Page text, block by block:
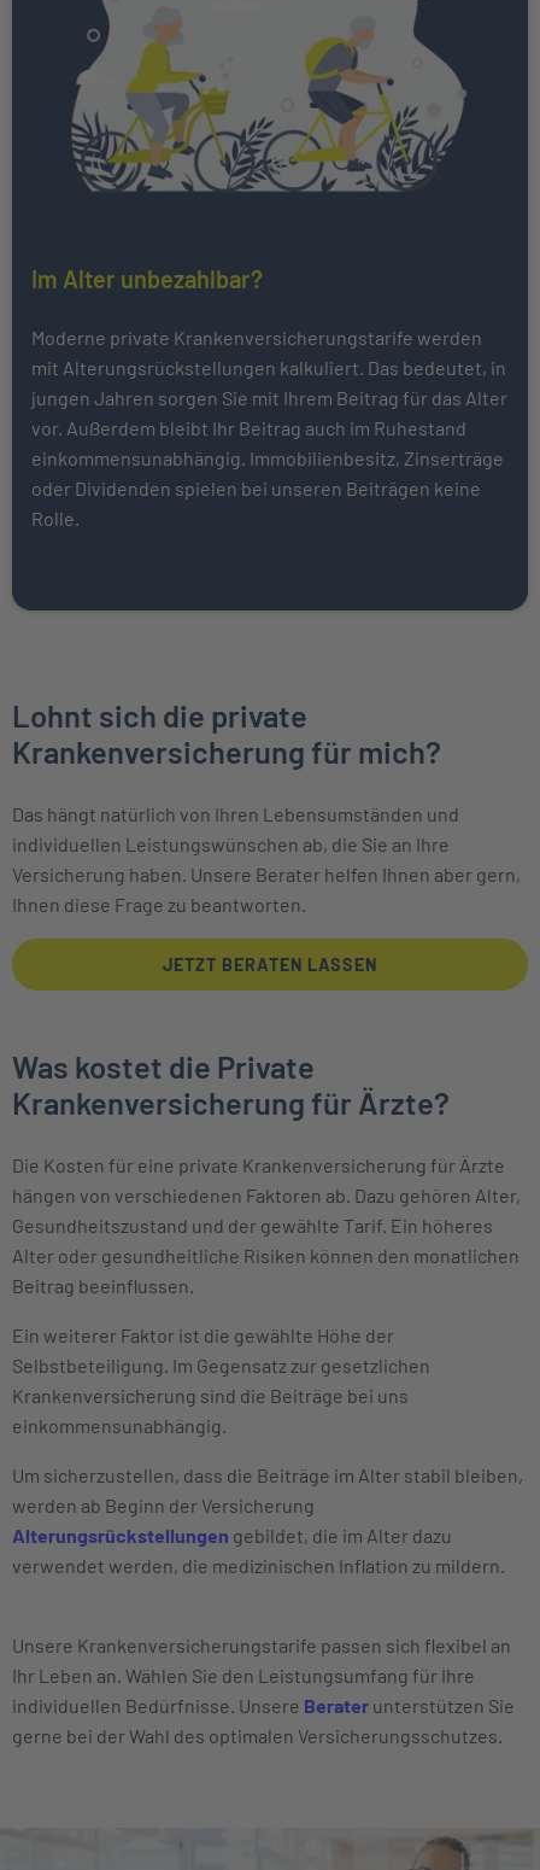
Im Alter unbezahlbar?
Moderne private Krankenversicherungstarife werden
mit Alterungsrückstellungen kalkuliert. Das bedeutet, in
jungen Jahren sorgen Sie mit Ihrem Beitrag für das Alter
vor. Außerdem bleibt Ihr Beitrag auch im Ruhestand
einkommensunabhängig. Immobilienbesitz, Zinserträge
oder Dividenden spielen bei unseren Beiträgen keine
Rolle.
Lohnt sich die private
Krankenversicherung für mich?
Das hängt natürlich von Ihren Lebens­umständen und
individuellen Leistungs­wünschen ab, die Sie an Ihre
Versicherung haben. Unsere Berater helfen Ihnen aber gern,
Ihnen diese Frage zu beantworten.
JETZT BERATEN LASSEN
Was kostet die Private
Krankenversicherung für Ärzte?
Die Kosten für eine private Krankenversicherung für Ärzte
hängen von verschiedenen Faktoren ab. Dazu gehören Alter,
Gesundheitszustand und der gewählte Tarif. Ein höheres
Alter oder gesundheitliche Risiken können den monatlichen
Beitrag beeinflussen.
Ein weiterer Faktor ist die gewählte Höhe der
Selbstbeteiligung. Im Gegensatz zur gesetzlichen
Krankenversicherung sind die Beiträge bei uns
einkommensunabhängig.
Um sicherzustellen, dass die Beiträge im Alter stabil bleiben,
werden ab Beginn der Versicherung
Alterungsrückstellungen gebildet, die im Alter dazu
verwendet werden, die medizinischen Inflation zu mildern.
Unsere Krankenversicherungstarife passen sich flexibel an
Ihr Leben an. Wählen Sie den Leistungsumfang für Ihre
individuellen Bedürfnisse. Unsere Berater unterstützen Sie
gerne bei der Wahl des optimalen Versicherungsschutzes.